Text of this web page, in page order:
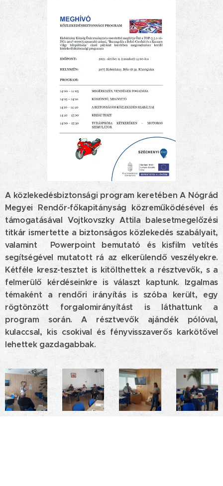
A közlekedésbiztonsági program keretében A Nógrád
Megyei Rendőr-főkapitányság közreműködésével és
támogatásával Vojtkovszky Attila balesetmegelőzési
titkár ismertette a biztonságos közlekedés szabályait,
valamint Powerpoint bemutató és kisfilm vetítés
segítségével mutatott rá az elkerülendő veszélyekre.
Kétféle kresz-tesztet is kitölthettek a résztvevők, s a
felmerülő kérdéseinkre is választ kaptunk. Izgalmas
témaként a rendőri irányítás is szóba került, egy
rögtönzött forgalomirányítást is láthattunk a
program során. A résztvevők ajándék pólóval,
kulaccsal, kis csokival és fényvisszaverős karkötővel
lehettek gazdagabbak.